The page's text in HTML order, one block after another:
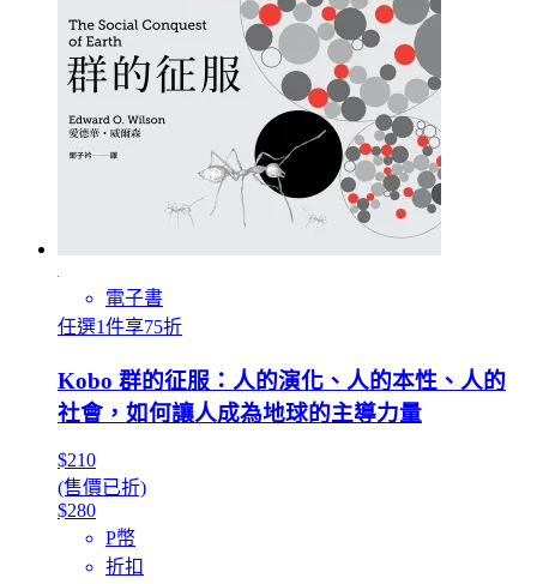
電子書
任選1件享75折
Kobo 群的征服：人的演化、人的本性、人的
社會，如何讓人成為地球的主導力量
$210
(售價已折)
$280
P幣
折扣